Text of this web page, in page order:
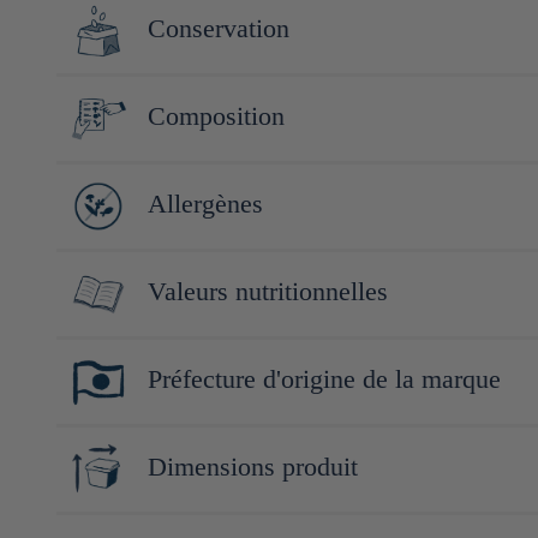
Fondée en 1929 à Yokohama, Minoya Arare fabrique des
"Yokohama Beer Kaki", avec pour philosophie de créer des
Conservation
Conserver à l'abri de la lumière, de la chaleur et de l'humidité.
Composition
Riz gluant 67% (Thaïlande), cacahuètes fumées 24%, sauce
Allergènes
Soja, blé, cacahuèteValeurs nutritionnelles
Pour 40g (1 paquet) :
Énergie : 192kcal/803kj
Lipides : 8g
Dont acides gras saturés : g
Préfecture d'origine de la marque
Kanagawa
Dimensions produit